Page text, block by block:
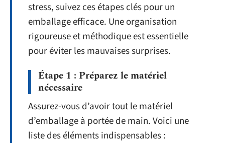
stress, suivez ces étapes clés pour un
emballage efficace. Une organisation
rigoureuse et méthodique est essentielle
pour éviter les mauvaises surprises.
Étape 1 : Préparez le matériel
nécessaire
Assurez-vous d’avoir tout le matériel
d’emballage à portée de main. Voici une
liste des éléments indispensables :